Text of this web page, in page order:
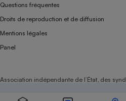
Questions fréquentes
Droits de reproduction et de diffusion
Mentions légales
Panel
Association indépendante de l’État, des